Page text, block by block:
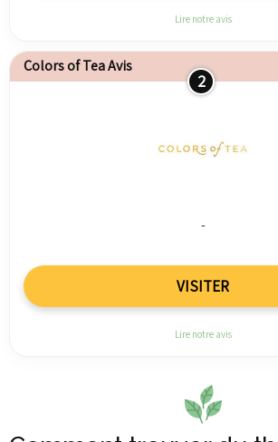
Lire notre avis
Colors of Tea Avis
2
-
VISITER
Lire notre avis